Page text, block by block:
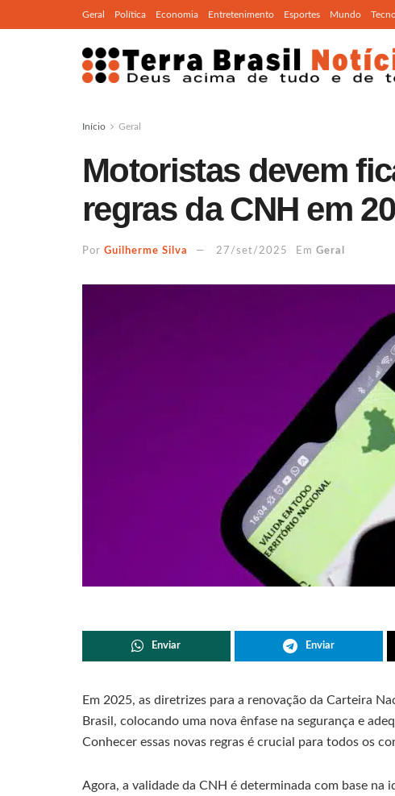
Geral Política Economia Entretenimento Esportes Mundo
Início Geral
Motoristas devem
regras da CNH em
Por Guilherme Silva 27/set/2025 Em Geral
Enviar Enviar
Em 2025, as diretrizes para a renovação da Carteira
Brasil, colocando uma nova ênfase na segurança e
Conhecer essas novas regras é crucial para todos os
Agora, a validade da CNH é determinada com base